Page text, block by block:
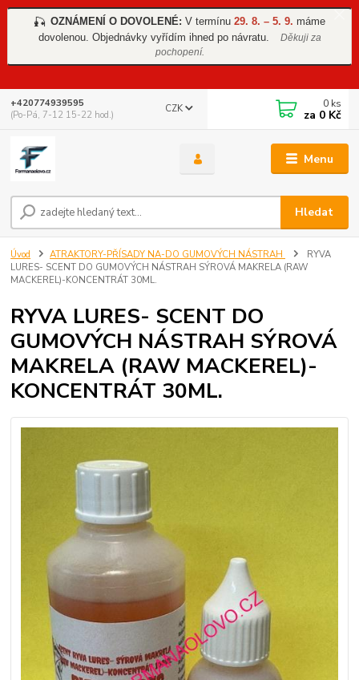
🎣 OZNÁMENÍ O DOVOLENÉ: V termínu 29. 8. – 5. 9. máme
dovolenou. Objednávky vyřídím ihned po návratu.
Děkuji za
pochopení.
Menu
CZK
Hledat
+420774939595
(Po-Pá, 7-12 15-22 hod.)
0 ks
za 0 Kč
Úvod ATRAKTORY-PŘÍSADY NA-DO GUMOVÝCH NÁSTRAH
RYVA
LURES- SCENT DO GUMOVÝCH NÁSTRAH SÝROVÁ MAKRELA (RAW
MACKEREL)-KONCENTRÁT 30ML.
RYVA LURES- SCENT DO
GUMOVÝCH NÁSTRAH SÝROVÁ
MAKRELA (RAW MACKEREL)-
KONCENTRÁT 30ML.